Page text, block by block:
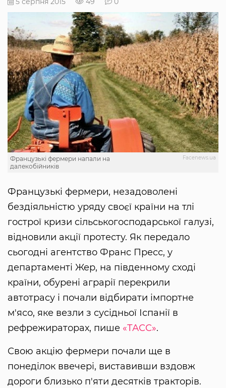
Facenews.ua
Французькі фермери напали на
далекобійників
Французькі фермери, незадоволені
бездіяльністю уряду своєї країни на тлі
гострої кризи сільськогосподарської галузі,
відновили акції протесту. Як передало
сьогодні агентство Франс Пресс, у
департаменті Жер, на південному сході
країни, обурені аграрії перекрили
автотрасу і почали відбирати імпортне
м'ясо, яке везли з сусідньої Іспанії в
рефрежираторах, пише «ТАСС».
Свою акцію фермери почали ще в
понеділок ввечері, виставивши вздовж
дороги близько п'яти десятків тракторів.